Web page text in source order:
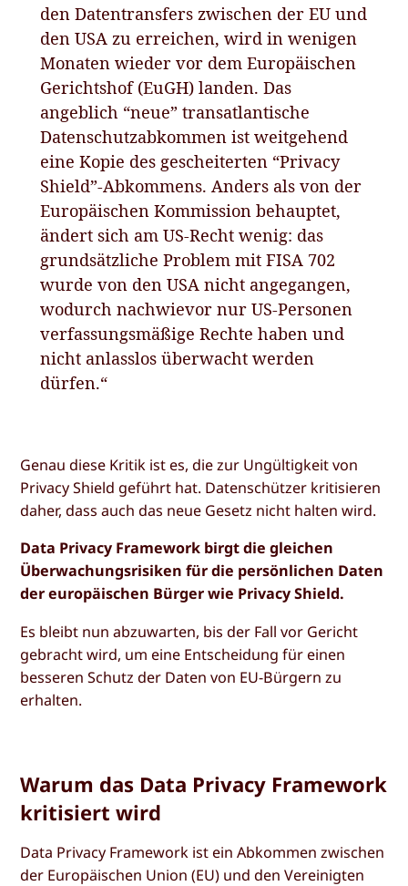
den Datentransfers zwischen der EU und
den USA zu erreichen, wird in wenigen
Monaten wieder vor dem Europäischen
Gerichtshof (EuGH) landen. Das
angeblich “neue” transatlantische
Datenschutzabkommen ist weitgehend
eine Kopie des gescheiterten “Privacy
Shield”-Abkommens. Anders als von der
Europäischen Kommission behauptet,
ändert sich am US-Recht wenig: das
grundsätzliche Problem mit FISA 702
wurde von den USA nicht angegangen,
wodurch nachwievor nur US-Personen
verfassungsmäßige Rechte haben und
nicht anlasslos überwacht werden
dürfen.“
Genau diese Kritik ist es, die zur Ungültigkeit von
Privacy Shield geführt hat. Datenschützer kritisieren
daher, dass auch das neue Gesetz nicht halten wird.
Data Privacy Framework birgt die gleichen
Überwachungsrisiken für die persönlichen Daten
der europäischen Bürger wie Privacy Shield.
Es bleibt nun abzuwarten, bis der Fall vor Gericht
gebracht wird, um eine Entscheidung für einen
besseren Schutz der Daten von EU-Bürgern zu
erhalten.
Warum das Data Privacy Framework
kritisiert wird
Data Privacy Framework ist ein Abkommen zwischen
der Europäischen Union (EU) und den Vereinigten